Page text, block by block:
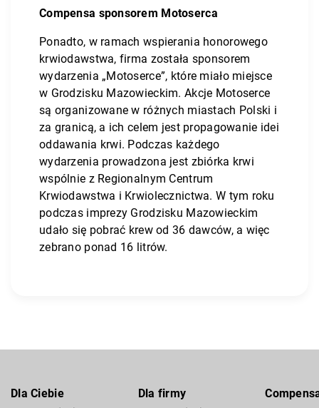
Compensa sponsorem Motoserca
Ponadto, w ramach wspierania honorowego
krwiodawstwa, firma została sponsorem
wydarzenia „Motoserce”, które miało miejsce
w Grodzisku Mazowieckim. Akcje Motoserce
są organizowane w różnych miastach Polski i
za granicą, a ich celem jest propagowanie idei
oddawania krwi. Podczas każdego
wydarzenia prowadzona jest zbiórka krwi
wspólnie z Regionalnym Centrum
Krwiodawstwa i Krwiolecznictwa. W tym roku
podczas imprezy Grodzisku Mazowieckim
udało się pobrać krew od 36 dawców, a więc
zebrano ponad 16 litrów.
Dla Ciebie Dla firmy